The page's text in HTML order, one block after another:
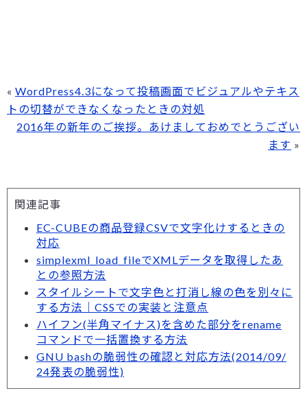
« WordPress4.3になって投稿画面でビジュアルやテキス
トの切替ができなくなったときの対処
2016年の新年のご挨拶。あけましておめでとうござい
ます »
関連記事
EC-CUBEの商品登録CSVで文字化けするときの
対応
simplexml_load_fileでXMLデータを取得したあ
との参照方法
スタイルシートで文字色と打消し線の色を別々に
する方法｜CSSでの実装と注意点
ハイフン(半角マイナス)を含めた部分をrename
コマンドで一括置換する方法
GNU bashの脆弱性の確認と対応方法(2014/09/
24発表の脆弱性)